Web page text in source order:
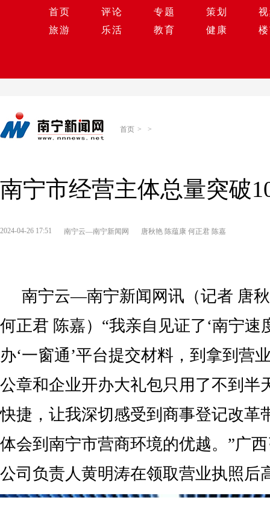
首页 评论 专题 策划
旅游
乐活 教育 健康
首页 > >
南宁市经营主体总量突破
2024-04-26 17:51 南宁云—南宁新闻网 唐秋艳 陈蕴康 何正君 陈嘉
南宁云—南宁新闻网讯（记者 唐
何正君 陈嘉）“我亲自见证了‘南宁速
办‘一窗通’平台提交材料，到拿到营
公章和企业开办大礼包只用了不到半
快捷，让我深切感受到商事登记改革
体会到南宁市营商环境的优越。”广
公司负责人黄明涛在领取营业执照后